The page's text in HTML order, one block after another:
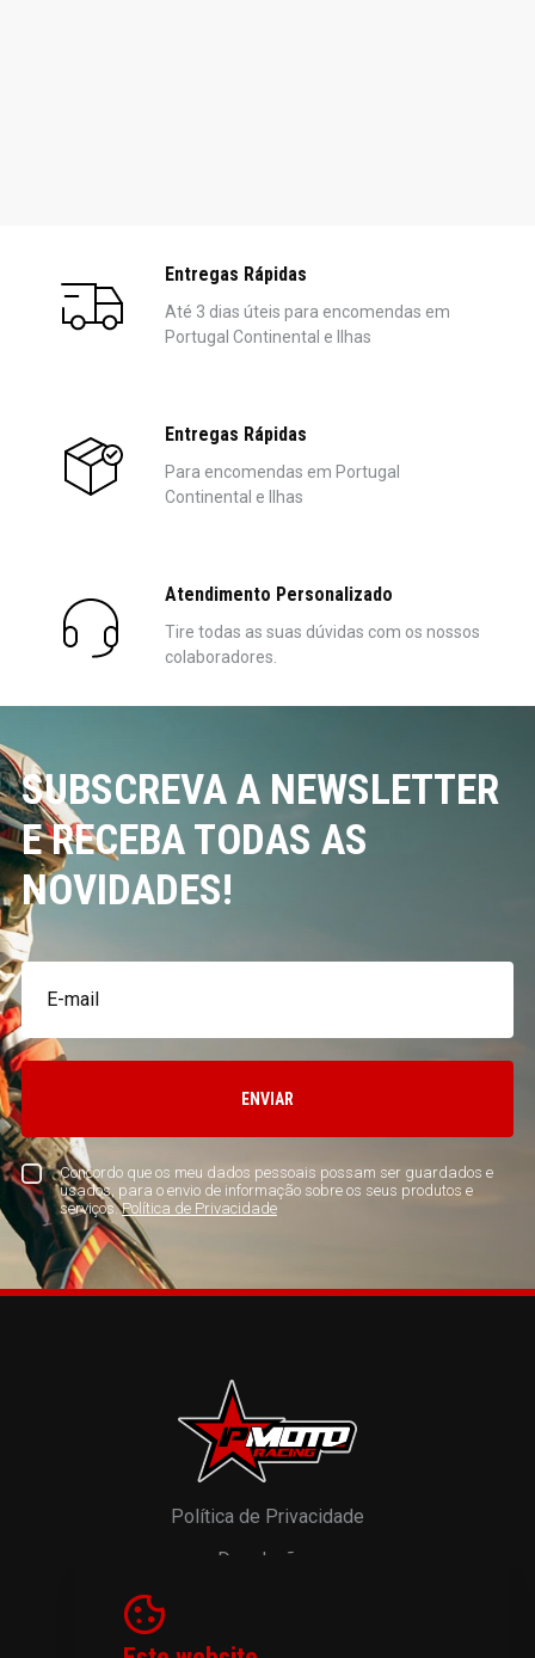
Entregas Rápidas
Até 3 dias úteis para encomendas em
Portugal Continental e Ilhas
Entregas Rápidas
Para encomendas em Portugal
Continental e Ilhas
Atendimento Personalizado
Tire todas as suas dúvidas com os nossos
colaboradores.
SUBSCREVA A NEWSLETTER
E RECEBA TODAS AS
NOVIDADES!
Concordo que os meu dados pessoais possam ser guardados e
usados, para o envio de informação sobre os seus produtos e
serviços.Política de Privacidade
ENVIAR
Política de Privacidade
Devoluções
Livro de Reclamações